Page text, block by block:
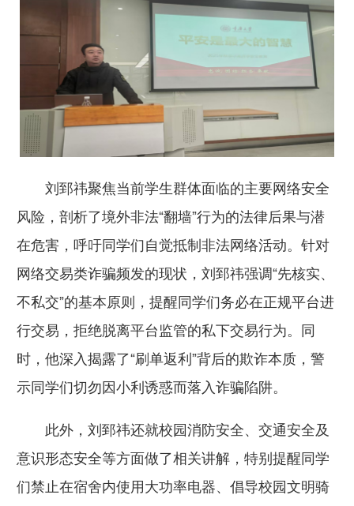
刘郅祎聚焦当前学生群体面临的主要网络安全
风险，剖析了境外非法“翻墙”行为的法律后果与潜
在危害，呼吁同学们自觉抵制非法网络活动。针对
网络交易类诈骗频发的现状，刘郅祎强调“先核实、
不私交”的基本原则，提醒同学们务必在正规平台进
行交易，拒绝脱离平台监管的私下交易行为。同
时，他深入揭露了“刷单返利”背后的欺诈本质，警
示同学们切勿因小利诱惑而落入诈骗陷阱。
此外，刘郅祎还就校园消防安全、交通安全及
意识形态安全等方面做了相关讲解，特别提醒同学
们禁止在宿舍内使用大功率电器、倡导校园文明骑